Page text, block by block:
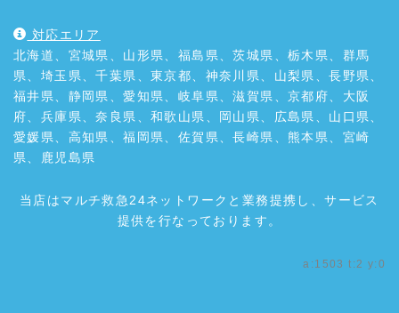
対応エリア
北海道、宮城県、山形県、福島県、茨城県、栃木県、群馬
県、埼玉県、千葉県、東京都、神奈川県、山梨県、長野県、
福井県、静岡県、愛知県、岐阜県、滋賀県、京都府、大阪
府、兵庫県、奈良県、和歌山県、岡山県、広島県、山口県、
愛媛県、高知県、福岡県、佐賀県、長崎県、熊本県、宮崎
県、鹿児島県
当店はマルチ救急24ネットワークと業務提携し、サービス
提供を行なっております。
a:1503 t:2 y:0